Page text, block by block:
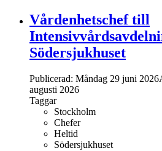
Vårdenhetschef till
Södersjukhuset
Publicerad: Måndag 29 juni 2026
augusti 2026
Taggar
Stockholm
Chefer
Heltid
Södersjukhuset